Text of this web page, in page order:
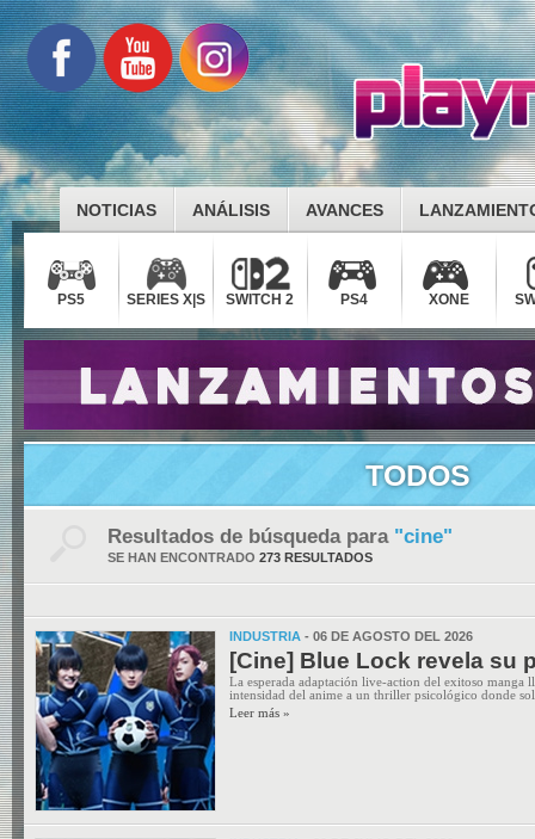
NOTICIAS ANÁLISIS AVANCES
PS5 SERIES X|S SWITCH 2 PS4 XONE
TODOS
Resultados de búsqueda para "cine"
SE HAN ENCONTRADO 273 RESULTADOS
INDUSTRIA - 06 DE AGOSTO DEL 2026
[Cine] Blue Lock revela su
La esperada adaptación live-action del exitoso manga
intensidad del anime a un thriller psicológico donde
Leer más »